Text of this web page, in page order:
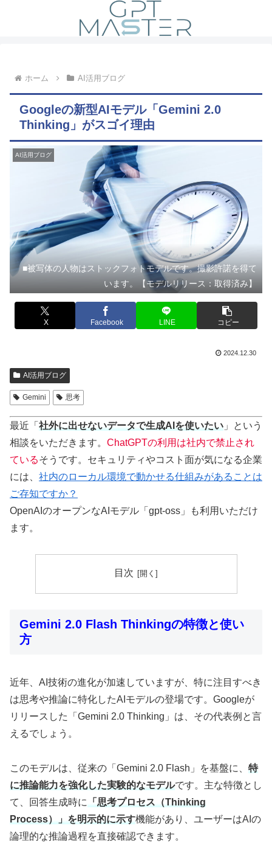
ホーム AI活用ブログ
Googleの新型AIモデル「Gemini 2.0
Thinking」がスゴイ理由
AI活用ブログ
■被写体の人物はストックフォトモデルです。撮影許諾を得て
います。【モデルリリース：取得済み】
X Facebook LINE コピー
2024.12.30
AI活用ブログ
Gemini 思考
最近「 社外に出せないデータで生成AIを使いたい 」という
相談をいただきます。 ChatGPTの利用は社内で禁止され
ているそうです。セキュリティやコスト面が気になる企業
には、 社内のローカル環境で動かせる仕組みがあることは
ご存知ですか？
OpenAIのオープンなAIモデル「gpt-oss」も利用いただけ
ます。
目次
Gemini 2.0 Flash Thinkingの特徴と使い
方
近年、AI技術の進化が加速していますが、特に注目すべき
は思考や推論に特化したAIモデルの登場です。Googleが
リリースした「Gemini 2.0 Thinking」は、その代表例と言
えるでしょう。
このモデルは、従来の「Gemini 2.0 Flash」を基盤に、 特
に推論能力を強化した実験的なモデルです。主な特徴とし
て、回答生成時に
「思考プロセス（Thinking
Process）」を明示的に示す機能があり、ユーザーはAIの
論理的な推論過程を直接確認できます。